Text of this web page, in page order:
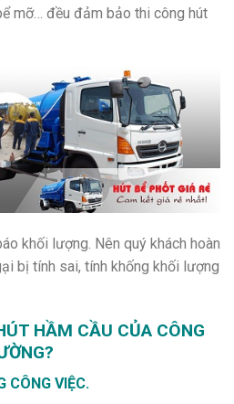
mỡ… đều đảm bảo thi công hút
khối lượng. Nên quý khách hoàn
bị tính sai, tính khống khối lượng
HẦM CẦU CỦA CÔNG
CÔNG VIỆC.